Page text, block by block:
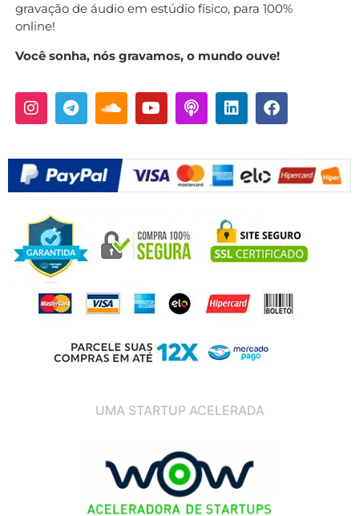
gravação de áudio em estúdio físico, para 100%
online!
Você sonha, nós gravamos, o mundo ouve!
UMA STARTUP ACELERADA